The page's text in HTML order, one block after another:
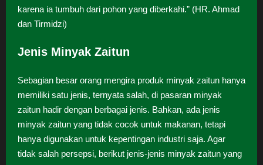
karena ia tumbuh dari pohon yang diberkahi.” (HR. Ahmad
dan Tirmidzi)
Jenis Minyak Zaitun
Sebagian besar orang mengira produk minyak zaitun hanya
memiliki satu jenis, ternyata salah, di pasaran minyak
zaitun hadir dengan berbagai jenis. Bahkan, ada jenis
minyak zaitun yang tidak cocok untuk makanan, tetapi
hanya digunakan untuk kepentingan industri saja. Agar
tidak salah persepsi, berikut jenis-jenis minyak zaitun yang